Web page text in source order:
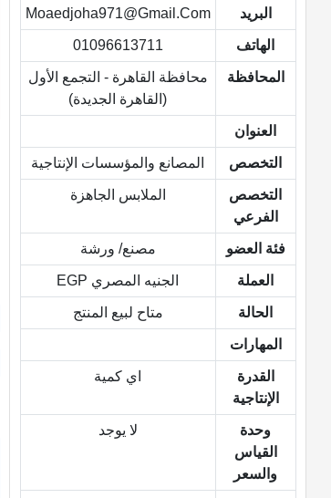
البريد Moaedjoha971@gmail.com
الهاتف 01096613711
المحافظة
محافظة القاهرة - التجمع الأول
(القاهرة الجديدة)
العنوان
التخصص المصانع والمؤسسات الإنتاجية
التخصص
الفرعي
الملابس الجاهزة
فئة العضو مصنع/ ورشة
العملة الجنيه المصري EGP
الحالة متاح لبيع المنتج
المهارات
القدرة
الإنتاجية
اي كمية
وحدة
القياس
والسعر
لا يوجد